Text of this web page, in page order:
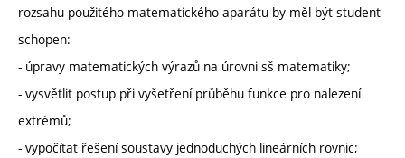
rozsahu použitého matematického aparátu by měl být student
schopen:
- úpravy matematických výrazů na úrovni sš matematiky;
- vysvětlit postup při vyšetření průběhu funkce pro nalezení
extrémů;
- vypočítat řešení soustavy jednoduchých lineárních rovnic;